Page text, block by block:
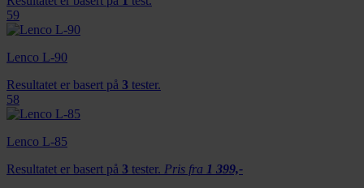
annonsering og analysearbeid, som kan kombinere den
med annen informasjon du har gjort tilgjengelig for dem,
tjenestene deres.
59
Lenco L-90
Resultatet er basert på 3 tester.
58
Lenco L-85
Resultatet er basert på 3 tester. Pris fra 1 399,-